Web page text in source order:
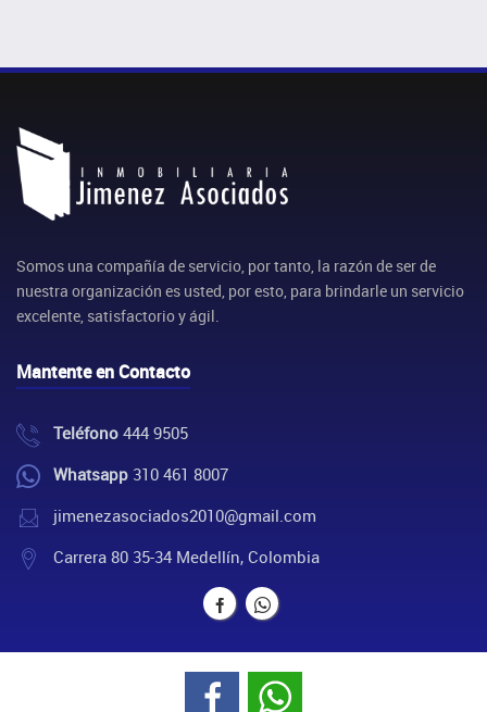
Somos una compañía de servicio, por tanto, la razón de ser de
nuestra organización es usted, por esto, para brindarle un servicio
excelente, satisfactorio y ágil.
Mantente en Contacto
Teléfono 444 9505
Whatsapp 310 461 8007
jimenezasociados2010@gmail.com
Carrera 80 35-34 Medellín, Colombia